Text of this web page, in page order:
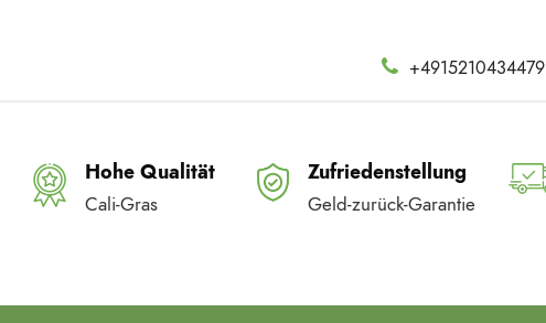
+4915210434479
Hohe Qualität
Cali-Gras
Zufriedenstellung
Geld-zurück-Garantie